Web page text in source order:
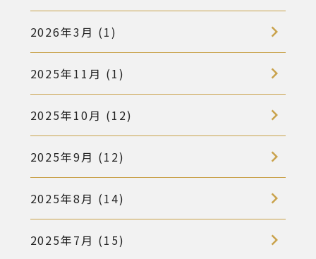
2026年3月 (1)
2025年11月 (1)
2025年10月 (12)
2025年9月 (12)
2025年8月 (14)
2025年7月 (15)